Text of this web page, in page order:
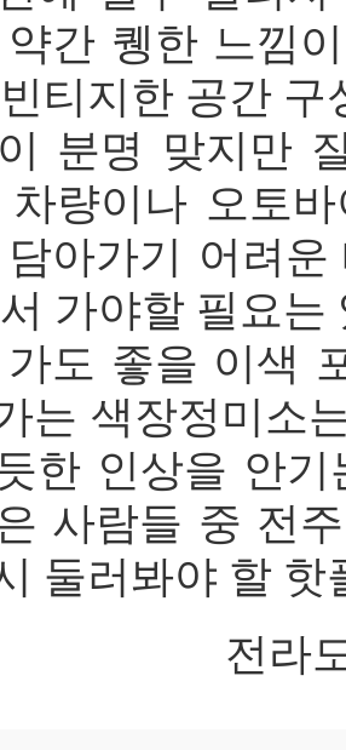
간 퀭한 느낌
티지한 공간 구
분명 맞지만
량이나 오토
아가기 어려
가야할 필요는
도 좋을 이색
는 색장정미소
한 인상을 안
사람들 중 전
둘러봐야 할 핫
전라